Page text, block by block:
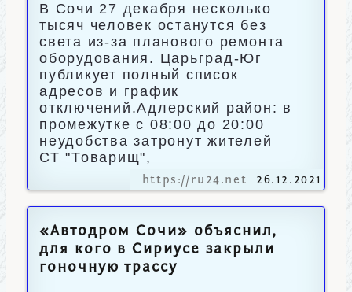
В Сочи 27 декабря несколько
тысяч человек останутся без
света из-за планового ремонта
оборудования. Царьград-Юг
публикует полный список
адресов и график
отключений.Адлерский район: в
промежутке с 08:00 до 20:00
неудобства затронут жителей
СТ "Товарищ",
https://ru24.net 26.12.2021
«Автодром Сочи» объяснил,
для кого в Сириусе закрыли
гоночную трассу